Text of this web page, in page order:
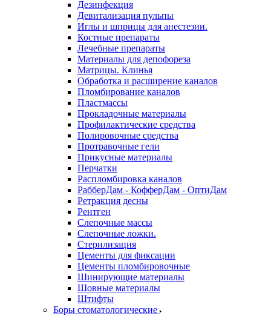
Дезинфекция
Девитализация пульпы
Иглы и шприцы для анестезии.
Костные препараты
Лечебные препараты
Материалы для депофореза
Матрицы. Клинья
Обработка и расширение каналов
Пломбирование каналов
Пластмассы
Прокладочные материалы
Профилактические средства
Полировочные средства
Протравочные гели
Прикусные материалы
Перчатки
Распломбировка каналов
РабберДам - КофферДам - ОптиДам
Ретракция десны
Рентген
Слепочные массы
Слепочные ложки.
Стерилизация
Цементы для фиксации
Цементы пломбировочные
Шинирующие материалы
Шовные материалы
Штифты
Боры стоматологические